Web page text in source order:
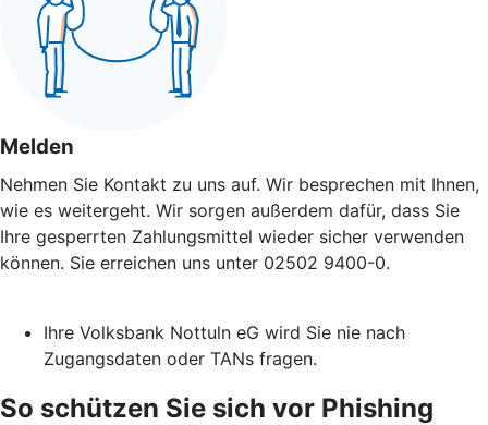
Melden
Nehmen Sie Kontakt zu uns auf. Wir besprechen mit Ihnen,
wie es weitergeht. Wir sorgen außerdem dafür, dass Sie
Ihre gesperrten Zahlungsmittel wieder sicher verwenden
können. Sie erreichen uns unter 02502 9400-0.
Ihre Volksbank Nottuln eG wird Sie nie nach
Zugangsdaten oder TANs fragen.
So schützen Sie sich vor Phishing